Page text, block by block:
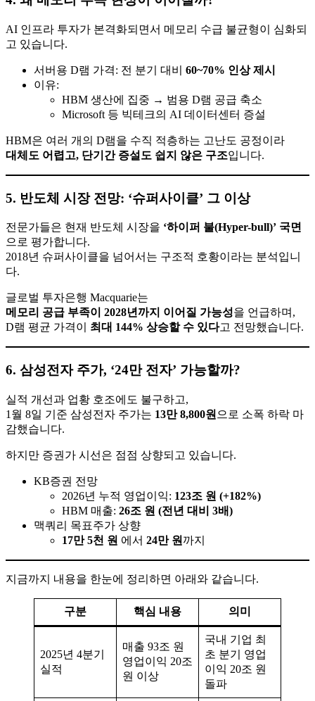
AI 인프라 투자가 본격화되면서 메모리 수급 불균형이 심화되
고 있습니다.
서버용 D램 가격: 전 분기 대비 60~70% 인상 제시
이유:
HBM 생산에 집중 → 범용 D램 공급 축소
Microsoft 등 빅테크의 AI 데이터센터 증설
HBM은 여러 개의 D램을 수직 적층하는 고난도 공정이라
대체도 어렵고, 단기간 증설도 쉽지 않은 구조입니다.
5. 반도체 시장 전망: ‘슈퍼사이클’ 그 이상
전문가들은 현재 반도체 시장을 ‘하이퍼 불(Hyper-bull)’ 국면
으로 평가합니다.
2018년 슈퍼사이클을 넘어서는 구조적 호황이라는 분석입니
다.
글로벌 투자은행 Macquarie는
메모리 공급 부족이 2028년까지 이어질 가능성을 언급하며,
D램 평균 가격이 최대 144% 상승할 수 있다고 전망했습니다.
6. 삼성전자 주가, ‘24만 전자’ 가능할까?
실적 개선과 업황 호조에도 불구하고,
1월 8일 기준 삼성전자 주가는 13만 8,800원 으로 소폭 하락 마
감했습니다.
하지만 증권가 시선은 점점 상향되고 있습니다.
KB증권 전망
2026년 누적 영업이익: 123조 원 (+182%)
HBM 매출: 26조 원 (전년 대비 3배)
맥쿼리 목표주가 상향
17만 5천 원 에서 24만 원 까지
지금까지 내용을 한눈에 정리하면 아래와 같습니다.
구분 핵심 내용 의미
2025년 4분기
실적
매출 93조 원
영업이익 20조
원 이상
국내 기업 최
초 분기 영업
이익 20조 원
돌파